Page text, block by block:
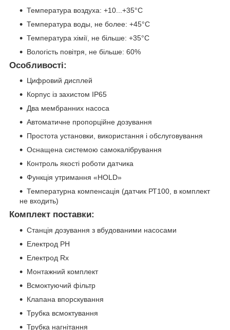
Температура воздуха: +10...+35°C
Температура воды, не более: +45°C
Температура хімії, не більше: +35°C
Вологість повітря, не більше: 60%
Особливості:
Цифровий дисплей
Корпус із захистом IP65
Два мембранних насоса
Автоматичне пропорційне дозування
Простота установки, використання і обслуговування
Оснащена системою самокалібрування
Контроль якості роботи датчика
Функція утримання «HOLD»
Температурна компенсація (датчик РТ100, в комплект
не входить)
Комплект поставки:
Станція дозування з вбудованими насосами
Електрод РН
Електрод Rx
Монтажний комплект
Всмоктуючий фільтр
Клапана впорскування
Трубка всмоктування
Трубка нагнітання